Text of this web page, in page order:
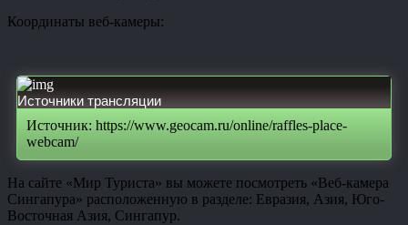
Координаты веб-камеры:
Источники трансляции
Источник: https://www.geocam.ru/online/raffles-place-
webcam/
На сайте «Мир Туриста» вы можете посмотреть «Веб-камера
Сингапура» расположенную в разделе: Евразия, Азия, Юго-
Восточная Азия, Сингапур.